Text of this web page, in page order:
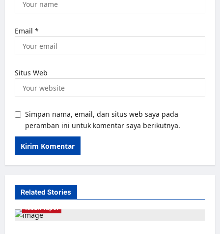
Email *
Situs Web
Simpan nama, email, dan situs web saya pada
peramban ini untuk komentar saya berikutnya.
Related Stories
Kisah Tapol